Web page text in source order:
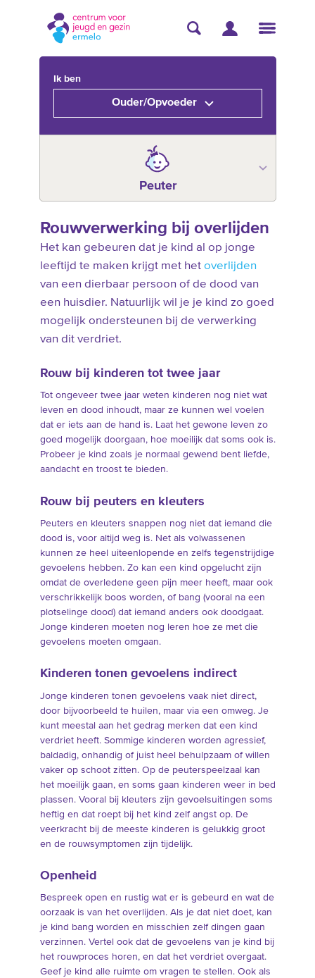
Ik ben
Ouder/Opvoeder
Peuter
Rouwverwerking bij overlijden
Het kan gebeuren dat je kind al op jonge
leeftijd te maken krijgt met het overlijden
van een dierbaar persoon of de dood van
een huisdier. Natuurlijk wil je je kind zo goed
mogelijk ondersteunen bij de verwerking
van dit verdriet.
Rouw bij kinderen tot twee jaar
Tot ongeveer twee jaar weten kinderen nog niet wat
leven en dood inhoudt, maar ze kunnen wel voelen
dat er iets aan de hand is. Laat het gewone leven zo
goed mogelijk doorgaan, hoe moeilijk dat soms ook is.
Probeer je kind zoals je normaal gewend bent liefde,
aandacht en troost te bieden.
Rouw bij peuters en kleuters
Peuters en kleuters snappen nog niet dat iemand die
dood is, voor altijd weg is. Net als volwassenen
kunnen ze heel uiteenlopende en zelfs tegenstrijdige
gevoelens hebben. Zo kan een kind opgelucht zijn
omdat de overledene geen pijn meer heeft, maar ook
verschrikkelijk boos worden, of bang (vooral na een
plotselinge dood) dat iemand anders ook doodgaat.
Jonge kinderen moeten nog leren hoe ze met die
gevoelens moeten omgaan.
Kinderen tonen gevoelens indirect
Jonge kinderen tonen gevoelens vaak niet direct,
door bijvoorbeeld te huilen, maar via een omweg. Je
kunt meestal aan het gedrag merken dat een kind
verdriet heeft. Sommige kinderen worden agressief,
baldadig, onhandig of juist heel behulpzaam of willen
vaker op schoot zitten. Op de peuterspeelzaal kan
het moeilijk gaan, en soms gaan kinderen weer in bed
plassen. Vooral bij kleuters zijn gevoelsuitingen soms
heftig en dat roept bij het kind zelf angst op. De
veerkracht bij de meeste kinderen is gelukkig groot
en de rouwsymptomen zijn tijdelijk.
Openheid
Bespreek open en rustig wat er is gebeurd en wat de
oorzaak is van het overlijden. Als je dat niet doet, kan
je kind bang worden en misschien zelf dingen gaan
verzinnen. Vertel ook dat de gevoelens van je kind bij
het rouwproces horen, en dat het verdriet overgaat.
Geef je kind alle ruimte om vragen te stellen. Ook als